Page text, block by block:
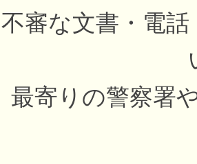
不審な文書・電
最寄りの警察署